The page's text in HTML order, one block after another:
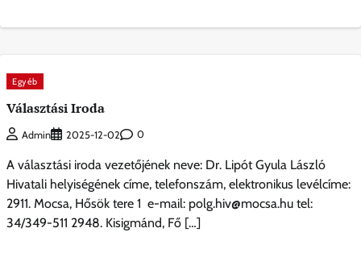
Egyéb
Választási Iroda
Admin 2025-12-02 0
A választási iroda vezetőjének neve: Dr. Lipót Gyula László
Hivatali helyiségének címe, telefonszám, elektronikus levélcíme:
2911. Mocsa, Hősök tere 1 e-mail: polg.hiv@mocsa.hu tel:
34/349-511 2948. Kisigmánd, Fő […]